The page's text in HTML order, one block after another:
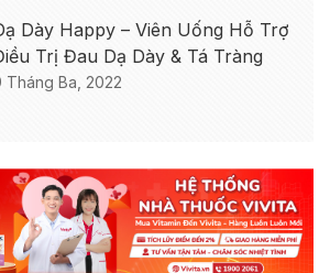
Dày Happy – Viên Uống Hỗ Trợ
Trị Đau Dạ Dày & Tá Tràng
Tháng Ba, 2022